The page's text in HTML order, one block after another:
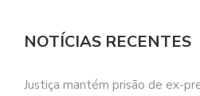
NOTÍCIAS RECENTES
Justiça mantém prisão de ex-